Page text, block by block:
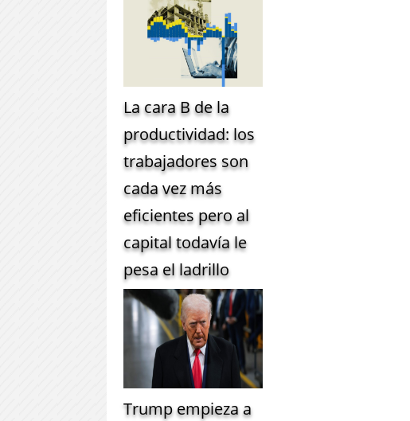
La cara B de la
productividad: los
trabajadores son
cada vez más
eficientes pero al
capital todavía le
pesa el ladrillo
Trump empieza a